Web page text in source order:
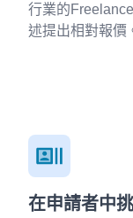
行業的
述提出相對報價
在申請者中